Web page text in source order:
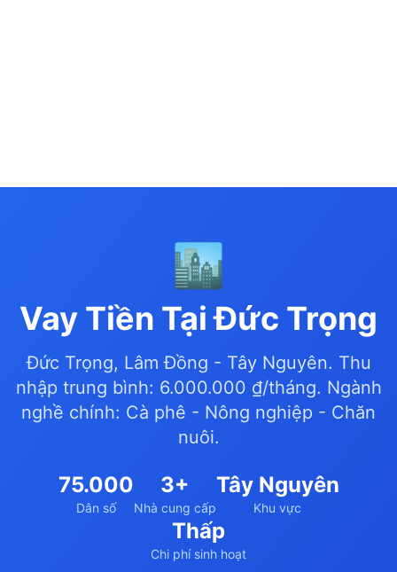
🏙️
Vay Tiền Tại Đức Trọng
Đức Trọng, Lâm Đồng - Tây Nguyên. Thu
nhập trung bình: 6.000.000 ₫/tháng. Ngành
nghề chính: Cà phê - Nông nghiệp - Chăn
nuôi.
75.000
Dân số
3+
Nhà cung cấp
Tây Nguyên
Khu vực
Thấp
Chi phí sinh hoạt